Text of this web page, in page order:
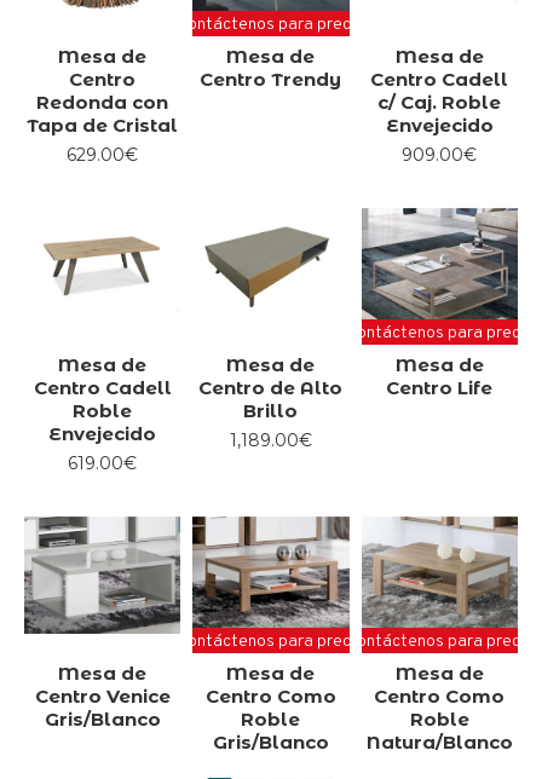
Mesa de
Centro
Redonda con
Tapa de Cristal
629.00€
Contáctenos para precio
Mesa de
Centro Trendy
Mesa de
Centro Cadell
c/ Caj. Roble
Envejecido
909.00€
Mesa de
Centro Cadell
Roble
Envejecido
619.00€
Mesa de
Centro de Alto
Brillo
1,189.00€
Contáctenos para precio
Mesa de
Centro Life
Mesa de
Centro Venice
Gris/Blanco
Contáctenos para precio
Mesa de
Centro Como
Roble
Gris/Blanco
Contáctenos para precio
Mesa de
Centro Como
Roble
Natura/Blanco